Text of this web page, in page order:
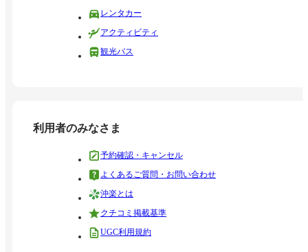
レンタカー
アクティビティ
観光バス
利用者のみなさま
予約確認・キャンセル
よくあるご質問・お問い合わせ
沖楽とは
クチコミ掲載基準
UGC利用規約